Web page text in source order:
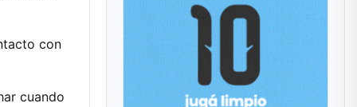
con
cuando